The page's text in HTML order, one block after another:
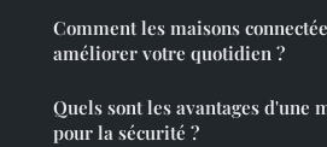
Comment les maisons
améliorer votre quotidien ?
Quels sont les avantages d'une
pour la sécurité ?